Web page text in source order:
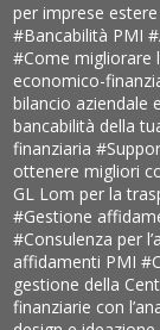
per imprese
#Bancabilità PMI
#Come migliorare
economico-
bilancio aziendale
bancabilità della
finanziaria
ottenere migliori
GL Lom per la
#Gestione
#Consulenza per
affidamenti PMI
gestione della
finanziarie con